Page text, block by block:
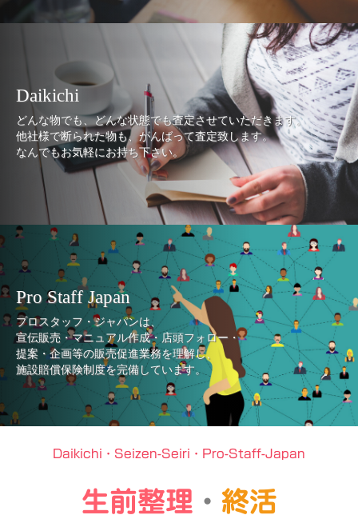
Daikichi
どんな物でも、どんな状態でも査定させていただきます。
他社様で断られた物も、がんばって査定致します。
なんでもお気軽にお持ち下さい。
Pro Staff Japan
プロスタッフ・ジャパンは、
宣伝販売・マニュアル作成・店頭フォロー・
提案・企画等の販売促進業務を理解し、
施設賠償保険制度を完備しています。
Daikichi・Seizen-Seiri・Pro-Staff-Japan
生前整理 ・ 終活